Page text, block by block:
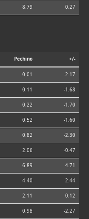
8.79 0.27
Pechino +/-
0.01 -2.17
0.11 -1.68
0.22 -1.70
0.52 -1.60
0.82 -2.30
2.06 -0.47
6.89 4.71
4.40 2.44
2.11 0.12
0.98 -2.27